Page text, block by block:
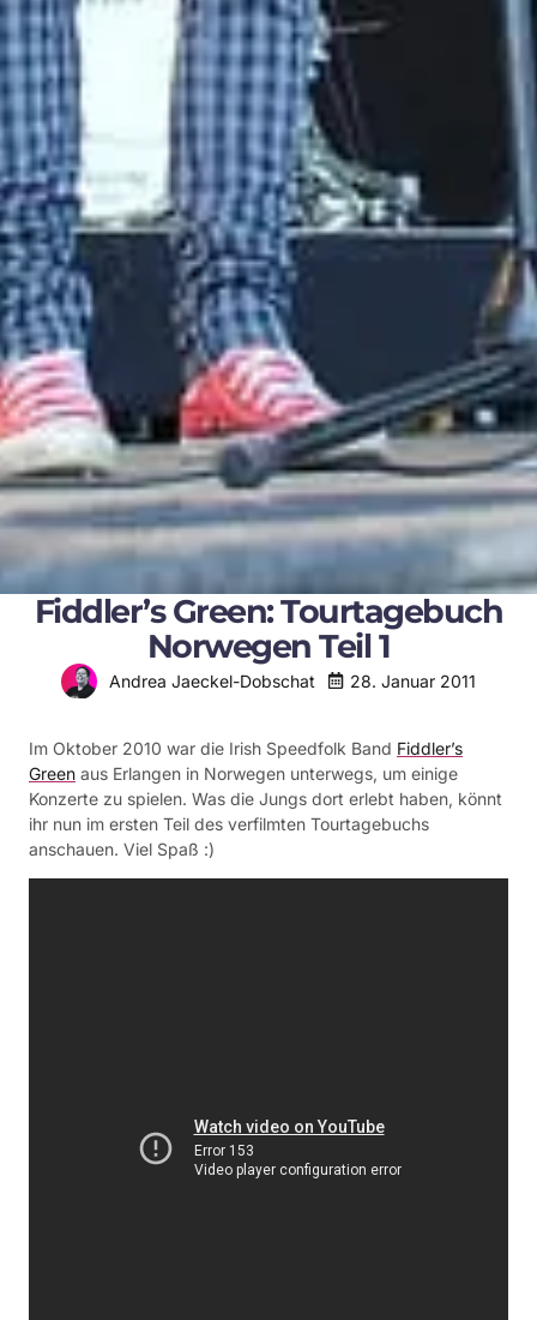
Fiddler’s Green: Tourtagebuch
Norwegen Teil 1
Andrea Jaeckel-Dobschat 28. Januar 2011
Im Oktober 2010 war die Irish Speedfolk Band Fiddler’s
Green aus Erlangen in Norwegen unterwegs, um einige
Konzerte zu spielen. Was die Jungs dort erlebt haben, könnt
ihr nun im ersten Teil des verfilmten Tourtagebuchs
anschauen. Viel Spaß :)